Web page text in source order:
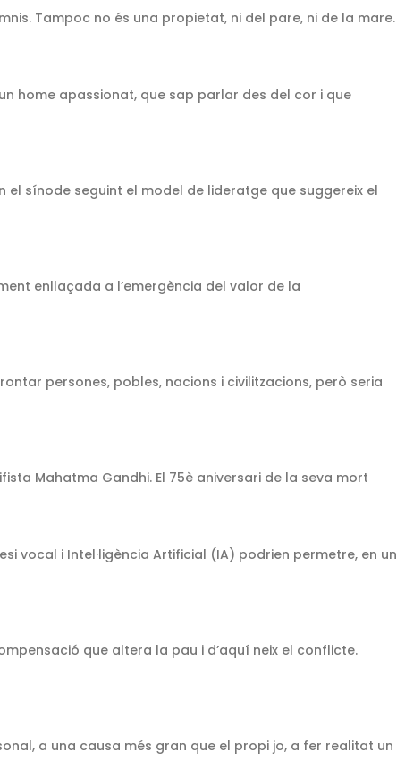
Tampoc no és una propietat, ni del pare, ni de la mare.
home apassionat, que sap parlar des del cor i que
sínode seguint el model de lideratge que suggereix el
enllaçada a l’emergència del valor de la
persones, pobles, nacions i civilitzacions, però seria
Mahatma Gandhi. El 75è aniversari de la seva mort
vocal i Intel·ligència Artificial (IA) podrien permetre, en un
que altera la pau i d’aquí neix el conflicte.
a una causa més gran que el propi jo, a fer realitat un